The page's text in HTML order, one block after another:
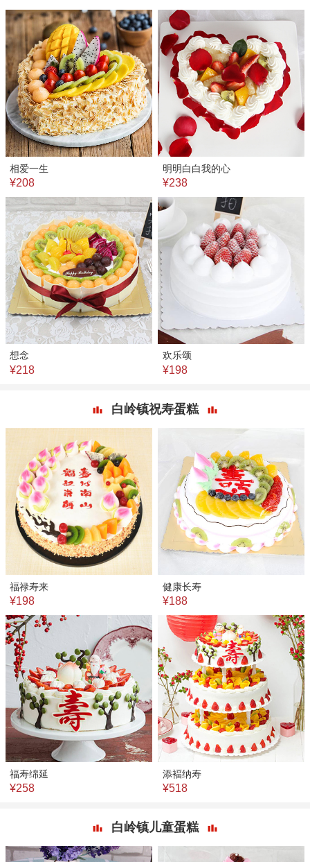
相爱一生
¥208
明明白白我的心
¥238
想念
¥218
欢乐颂
¥198
白岭镇祝寿蛋糕
福禄寿来
¥198
健康长寿
¥188
福寿绵延
¥258
添褔纳寿
¥518
白岭镇儿童蛋糕